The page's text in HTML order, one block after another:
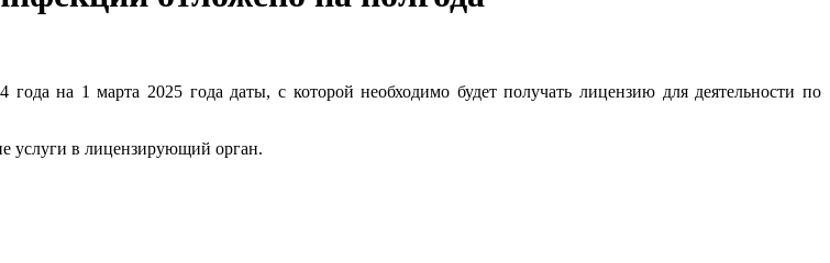
на 1 марта 2025 года даты, с которой необходимо будет получать лицензию для деятельности по
услуги в лицензирующий орган.